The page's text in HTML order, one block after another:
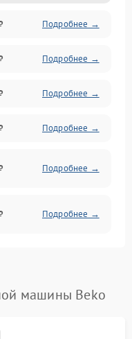
Подробнее →
Подробнее →
Подробнее →
Подробнее →
Подробнее →
Подробнее →
Подробнее →
машины Beko